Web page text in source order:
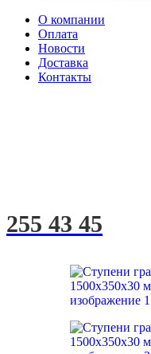
О компании
Оплата
Новости
Доставка
Контакты
255 43 45